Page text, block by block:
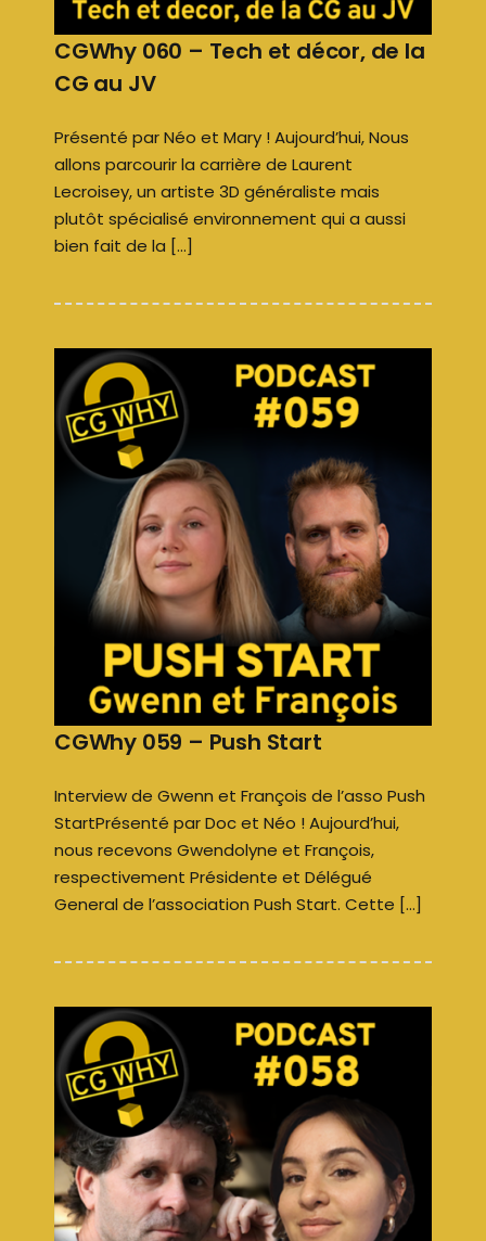
CGWhy 060 – Tech et décor, de la
CG au JV
Présenté par Néo et Mary ! Aujourd’hui, Nous
allons parcourir la carrière de Laurent
Lecroisey, un artiste 3D généraliste mais
plutôt spécialisé environnement qui a aussi
bien fait de la […]
CGWhy 059 – Push Start
Interview de Gwenn et François de l’asso Push
StartPrésenté par Doc et Néo ! Aujourd’hui,
nous recevons Gwendolyne et François,
respectivement Présidente et Délégué
General de l’association Push Start. Cette […]